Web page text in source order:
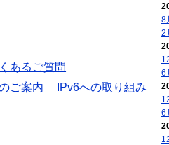
あるご質問
ご案内
IPv6への取り組み
8
2
6
6